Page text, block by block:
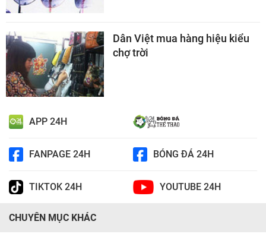
Dân Việt mua hàng hiệu kiểu
chợ trời
APP 24H
FANPAGE 24H BÓNG ĐÁ 24H
TIKTOK 24H YOUTUBE 24H
CHUYÊN MỤC KHÁC